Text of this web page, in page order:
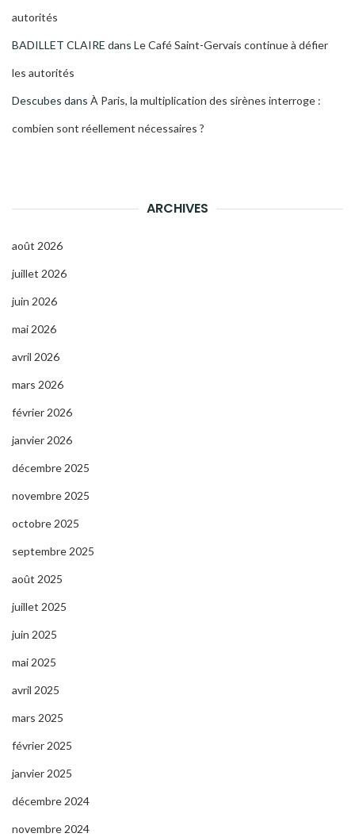
autorités
BADILLET CLAIRE dans Le Café Saint-Gervais continue à défier
les autorités
Descubes dans À Paris, la multiplication des sirènes interroge :
combien sont réellement nécessaires ?
ARCHIVES
août 2026
juillet 2026
juin 2026
mai 2026
avril 2026
mars 2026
février 2026
janvier 2026
décembre 2025
novembre 2025
octobre 2025
septembre 2025
août 2025
juillet 2025
juin 2025
mai 2025
avril 2025
mars 2025
février 2025
janvier 2025
décembre 2024
novembre 2024